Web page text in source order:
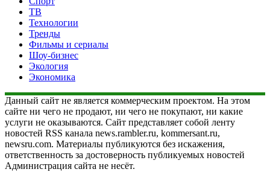
ТВ
Технологии
Тренды
Фильмы и сериалы
Шоу-бизнес
Экология
Экономика
Данный сайт не является коммерческим проектом. На этом
сайте ни чего не продают, ни чего не покупают, ни какие
услуги не оказываются. Сайт представляет собой ленту
новостей RSS канала news.rambler.ru, kommersant.ru,
newsru.com. Материалы публикуются без искажения,
ответственность за достоверность публикуемых новостей
Администрация сайта не несёт.